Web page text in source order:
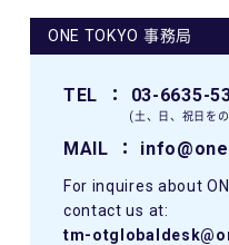
ONE TOKYO 事務局
TEL ： 03-6635-
(土、日、祝日を
MAIL ：
For inquires about
contact us at:
tm-